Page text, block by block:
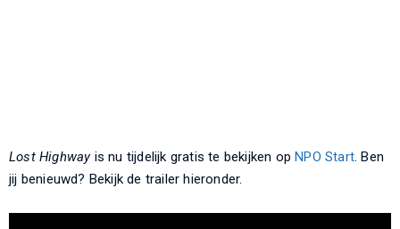
Lost Highwayis nu tijdelijk gratis te bekijken opNPO Start. Ben
jij benieuwd? Bekijk de trailer hieronder.